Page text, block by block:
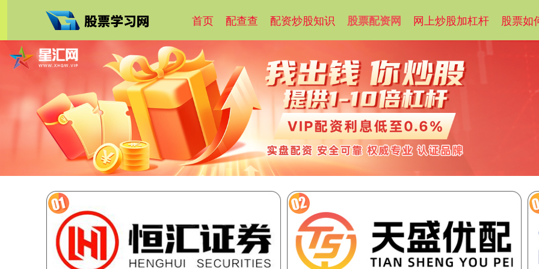
首页 配查查 配资炒股知识 股票配资网 网上炒股加杠杆 股票如